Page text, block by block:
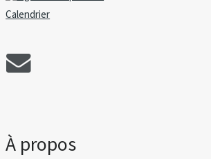
Calendrier
À propos